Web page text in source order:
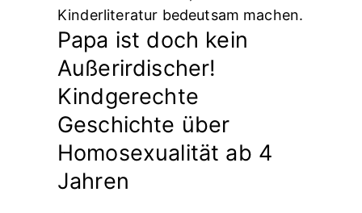
Kinderliteratur bedeutsam machen.
Papa ist doch kein
Außerirdischer!
Kindgerechte
Geschichte über
Homosexualität ab 4
Jahren